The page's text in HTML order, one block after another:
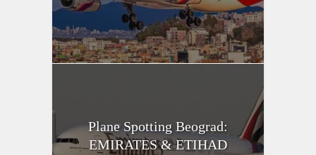
Plane Spotting Beograd:
EMIRATES & ETIHAD